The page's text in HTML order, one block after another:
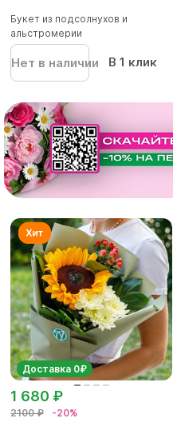
Букет из подсолнухов и
альстромерии
Нет в наличии В 1 клик
Доставка 0₽
2100 ₽ -20%
1 680 ₽